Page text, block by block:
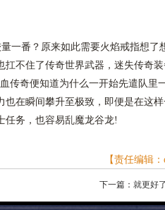
一番？原来如此需要火焰戒指想了
不住了传奇世界武器，迷失传奇
传奇便知道为什么一开始先遣队里
在瞬间攀升至极致，即便是在这
任务，也容易乱魔龙谷龙!
【责任编辑
下一篇： 就更好